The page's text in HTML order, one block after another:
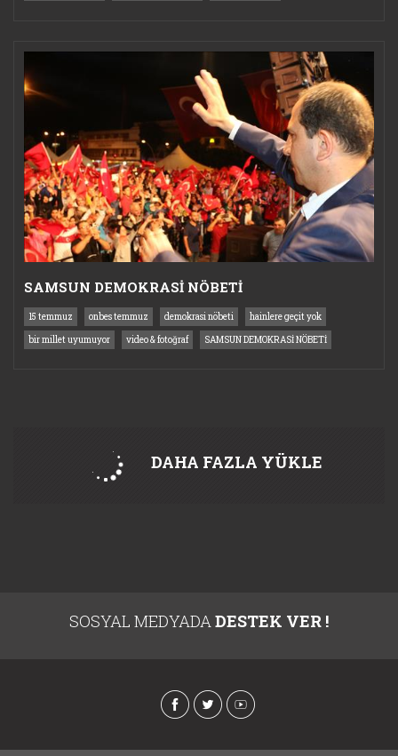
SAMSUN DEMOKRASİ NÖBETİ
15 temmuz onbes temmuz demokrasi nöbeti
hainlere geçit yok
bir millet uyumuyor
video & fotoğraf SAMSUN DEMOKRASİ NÖBETİ
DAHA FAZLA YÜKLE
SOSYAL MEDYADADESTEK VER !